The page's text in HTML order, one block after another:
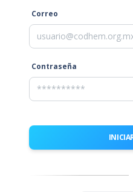
Correo
Contraseña